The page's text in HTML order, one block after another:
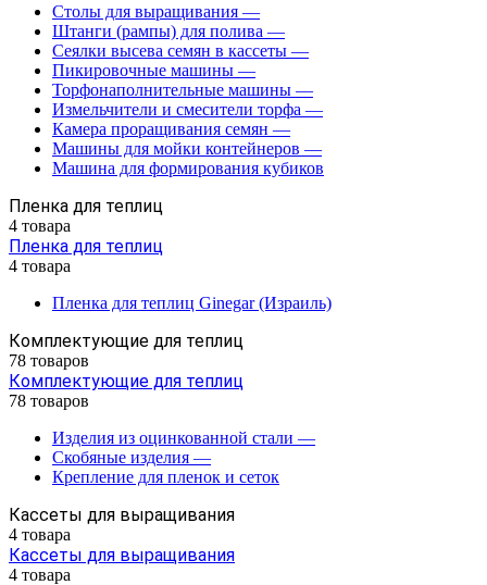
Столы для выращивания —
Штанги (рампы) для полива —
Сеялки высева семян в кассеты —
Пикировочные машины —
Торфонаполнительные машины —
Измельчители и смесители торфа —
Камера проращивания семян —
Машины для мойки контейнеров —
Машина для формирования кубиков
Пленка для теплиц
4 товара
Пленка для теплиц
4 товара
Пленка для теплиц Ginegar (Израиль)
Комплектующие для теплиц
78 товаров
Комплектующие для теплиц
78 товаров
Изделия из оцинкованной стали —
Скобяные изделия —
Крепление для пленок и сеток
Кассеты для выращивания
4 товара
Кассеты для выращивания
4 товара